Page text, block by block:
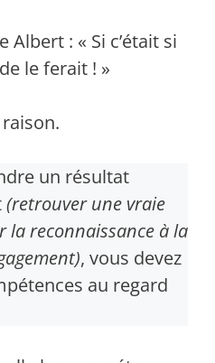
Albert : « Si c’était si
le ferait ! »
un résultat
(retrouver une vraie
reconnaissance à la
, vous devez
au regard